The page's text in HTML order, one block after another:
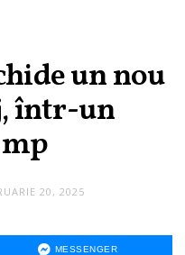
un nou
într-un
20, 2025
MESSENGER